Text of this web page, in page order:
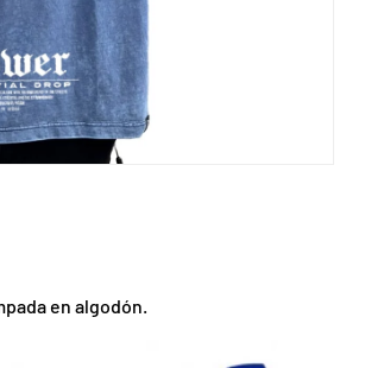
en algodón.